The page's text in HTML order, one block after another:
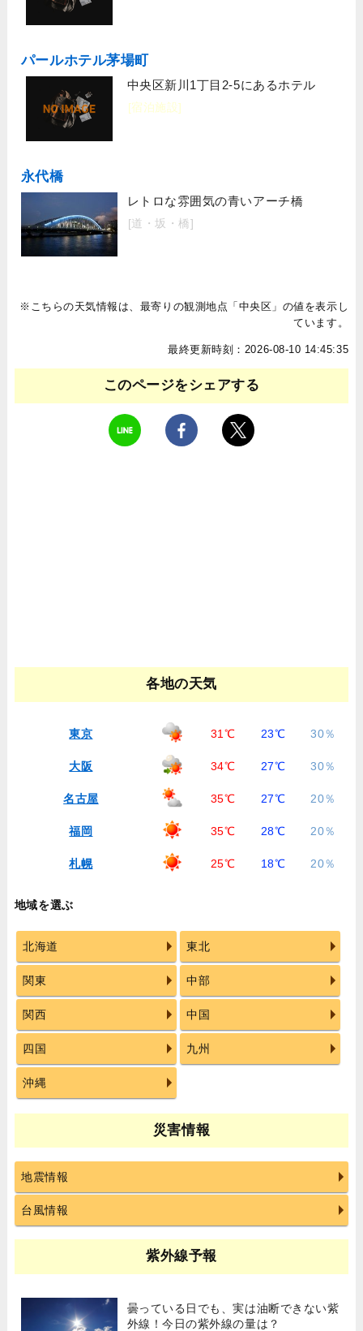
パールホテル茅場町
中央区新川1丁目2-5にあるホテル
[宿泊施設]
永代橋
レトロな雰囲気の青いアーチ橋
[道・坂・橋]
※こちらの天気情報は、最寄りの観測地点「中央区」の値を表示し
ています。
最終更新時刻：2026-08-10 14:45:35
このページをシェアする
各地の天気
東京 31℃ 23℃ 30％
大阪 34℃ 27℃ 30％
名古屋 35℃ 27℃ 20％
福岡 35℃ 28℃ 20％
札幌 25℃ 18℃ 20％
地域を選ぶ
北海道 東北
関東 中部
関西 中国
四国 九州
沖縄
災害情報
地震情報
台風情報
紫外線予報
曇っている日でも、実は油断できない紫
外線！今日の紫外線の量は？